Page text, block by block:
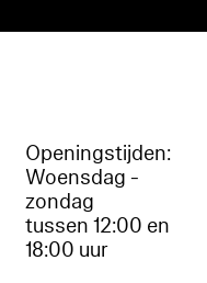
Openingstijden:
Woensdag -
zondag
tussen 12:00 en
18:00 uur